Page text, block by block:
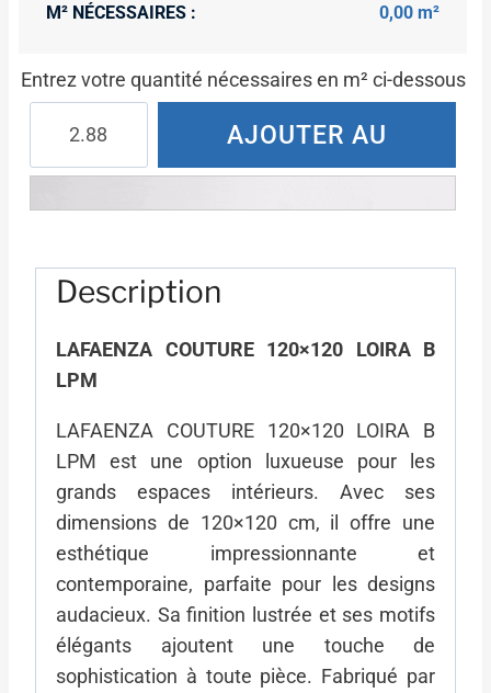
M² NÉCESSAIRES :
0,00 m²
Entrez votre quantité nécessaires en m² ci-dessous
LAFAENZA
COUTURE
LOIRA
AJOUTER AU
Description
LAFAENZA COUTURE 120×120 LOIRA B
LPM
LAFAENZA COUTURE 120×120 LOIRA B
LPM est une option luxueuse pour les
grands espaces intérieurs. Avec ses
dimensions de 120×120 cm, il offre une
esthétique impressionnante et
contemporaine, parfaite pour les designs
audacieux. Sa finition lustrée et ses motifs
élégants ajoutent une touche de
sophistication à toute pièce. Fabriqué par